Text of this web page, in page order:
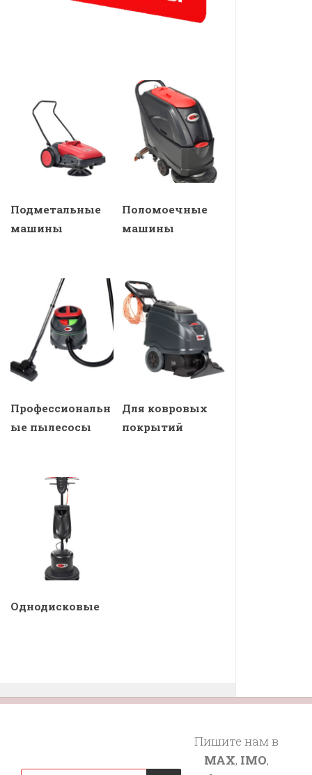
Подметальные
машины
Поломоечные
машины
Профессиональн
ые пылесосы
Для ковровых
покрытий
Однодисковые
Пишите нам в
MAX, IMO,